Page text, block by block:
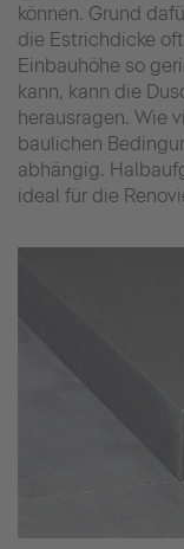
können. Grund
die Estrichdicke
Einbauhöhe so
kann, kann die
herausragen. Wie
baulichen
abhängig.
ideal für die